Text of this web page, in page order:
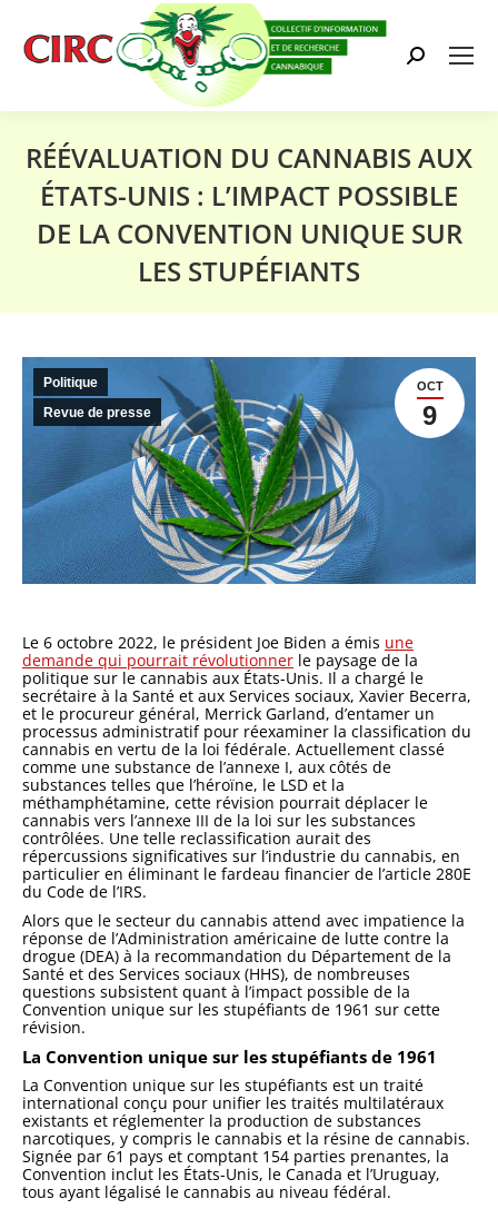
Search:
RÉÉVALUATION DU CANNABIS AUX
ÉTATS-UNIS : L’IMPACT POSSIBLE
DE LA CONVENTION UNIQUE SUR
LES STUPÉFIANTS
OCT
9
Politique
Revue de presse
Le 6 octobre 2022, le président Joe Biden a émis une
demande qui pourrait révolutionner le paysage de la
politique sur le cannabis aux États-Unis. Il a chargé le
secrétaire à la Santé et aux Services sociaux, Xavier Becerra,
et le procureur général, Merrick Garland, d’entamer un
processus administratif pour réexaminer la classification du
cannabis en vertu de la loi fédérale. Actuellement classé
comme une substance de l’annexe I, aux côtés de
substances telles que l’héroïne, le LSD et la
méthamphétamine, cette révision pourrait déplacer le
cannabis vers l’annexe III de la loi sur les substances
contrôlées. Une telle reclassification aurait des
répercussions significatives sur l’industrie du cannabis, en
particulier en éliminant le fardeau financier de l’article 280E
du Code de l’IRS.
Alors que le secteur du cannabis attend avec impatience la
réponse de l’Administration américaine de lutte contre la
drogue (DEA) à la recommandation du Département de la
Santé et des Services sociaux (HHS), de nombreuses
questions subsistent quant à l’impact possible de la
Convention unique sur les stupéfiants de 1961 sur cette
révision.
La Convention unique sur les stupéfiants de 1961
La Convention unique sur les stupéfiants est un traité
international conçu pour unifier les traités multilatéraux
existants et réglementer la production de substances
narcotiques, y compris le cannabis et la résine de cannabis.
Signée par 61 pays et comptant 154 parties prenantes, la
Convention inclut les États-Unis, le Canada et l’Uruguay,
tous ayant légalisé le cannabis au niveau fédéral.